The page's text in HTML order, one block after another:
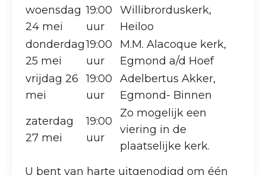
woensdag
24 mei
19:00
uur
Willibrorduskerk,
Heiloo
donderdag
25 mei
19:00
uur
M.M. Alacoque kerk,
Egmond a/d Hoef
vrijdag 26
mei
19:00
uur
Adelbertus Akker,
Egmond- Binnen
zaterdag
27 mei
19:00
uur
Zo mogelijk een
viering in de
plaatselijke kerk.
U bent van harte uitgenodigd om één